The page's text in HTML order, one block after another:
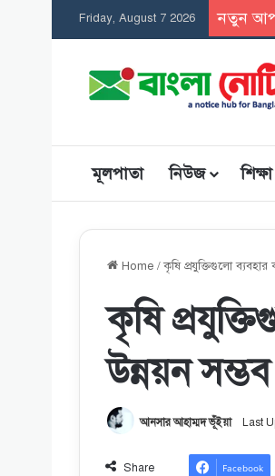
Friday, August 7 2026 নতুন
মূলপাতা নিউজ শিক্ষা
Home /কৃষি প্রযুক্তিগুলো ব্যবহার
কৃষি
উন্নয়ন সম্ভব
আনসার আহাম্মদ ভূঁইয়া Last
Share Facebook